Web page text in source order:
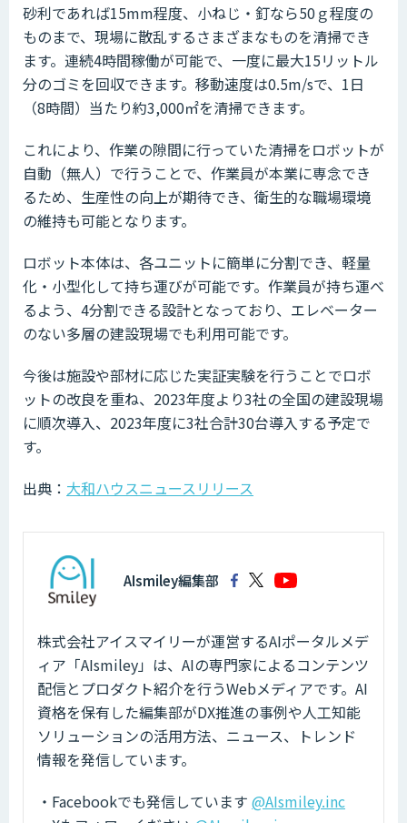
砂利であれば15mm程度、小ねじ・釘なら50ｇ程度の
ものまで、現場に散乱するさまざまなものを清掃でき
ます。連続4時間稼働が可能で、一度に最大15リットル
分のゴミを回収できます。移動速度は0.5m/sで、1日
（8時間）当たり約3,000㎡を清掃できます。
これにより、作業の隙間に行っていた清掃をロボットが
自動（無人）で行うことで、作業員が本業に専念でき
るため、生産性の向上が期待でき、衛生的な職場環境
の維持も可能となります。
ロボット本体は、各ユニットに簡単に分割でき、軽量
化・小型化して持ち運びが可能です。作業員が持ち運べ
るよう、4分割できる設計となっており、エレベーター
のない多層の建設現場でも利用可能です。
今後は施設や部材に応じた実証実験を行うことでロボ
ットの改良を重ね、2023年度より3社の全国の建設現場
に順次導入、2023年度に3社合計30台導入する予定で
す。
出典： 大和ハウスニュースリリース
AIsmiley編集部
株式会社アイスマイリーが運営するAIポータルメデ
ィア「AIsmiley」は、AIの専門家によるコンテンツ
配信とプロダクト紹介を行うWebメディアです。AI
資格を保有した編集部がDX推進の事例や人工知能
ソリューションの活用方法、ニュース、トレンド
情報を発信しています。
・Facebookでも発信しています @AIsmiley.inc